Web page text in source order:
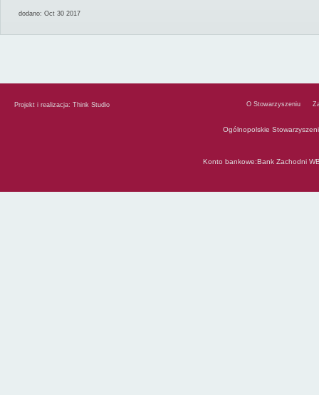
dodano: Oct 30 2017
Projekt i realizacja: Think Studio O Stowarzyszeniu
Ogólnopolskie
Konto bankowe:Bank Zachodni